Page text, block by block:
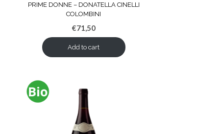
PRIME DONNE – DONATELLA CINELLI
COLOMBINI
€71,50
Add to cart